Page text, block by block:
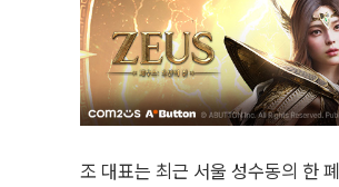
조 대표는 최근 서울 성수동의 한